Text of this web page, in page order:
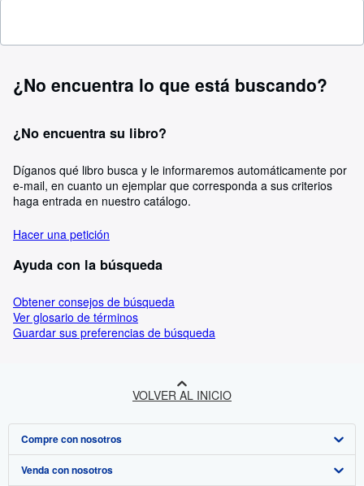
¿No encuentra lo que está buscando?
¿No encuentra su libro?
Díganos qué libro busca y le informaremos automáticamente por
e-mail, en cuanto un ejemplar que corresponda a sus criterios
haga entrada en nuestro catálogo.
Hacer una petición
Ayuda con la búsqueda
Obtener consejos de búsqueda
Ver glosario de términos
Guardar sus preferencias de búsqueda
VOLVER AL INICIO
Compre con nosotros
Búsqueda avanzada
Venda con nosotros